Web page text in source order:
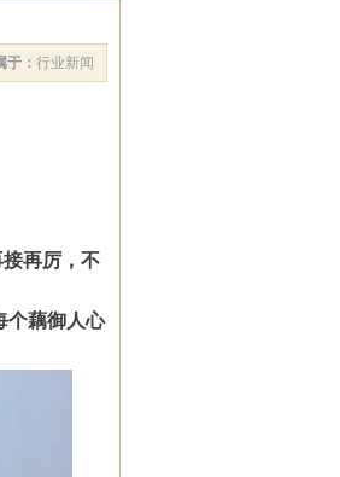
于： 行业新闻
再厉，不
个藕御人心